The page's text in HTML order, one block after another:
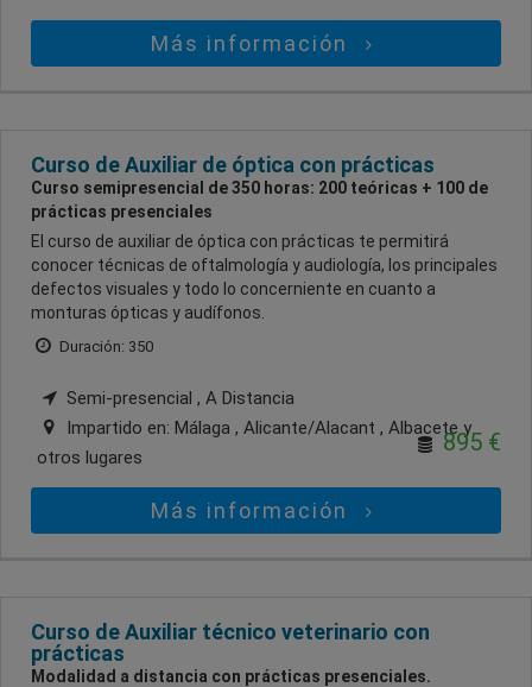
Más información
Curso de Auxiliar de óptica con prácticas
Curso semipresencial de 350 horas: 200 teóricas + 100 de
prácticas presenciales
El curso de auxiliar de óptica con prácticas te permitirá
conocer técnicas de oftalmología y audiología, los principales
defectos visuales y todo lo concerniente en cuanto a
monturas ópticas y audífonos.
Duración: 350
Semi-presencial , A Distancia
Impartido en: Málaga , Alicante/Alacant , Albacetey
otros lugares
895 €
Más información
Curso de Auxiliar técnico veterinario con
prácticas
Modalidad a distancia con prácticas presenciales.